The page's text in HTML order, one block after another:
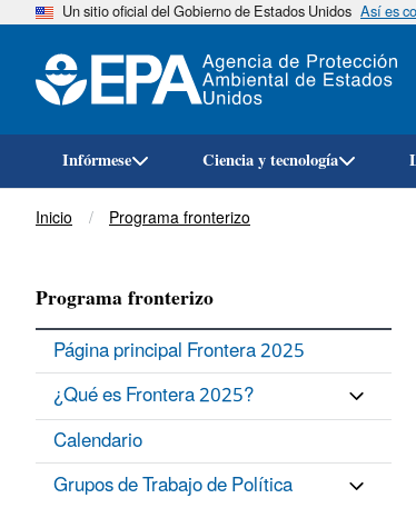
Un sitio oficial del Gobierno de Estados Unidos Así es
Infórmese Ciencia y tecnología
Breadcrumb
Inicio Programa fronterizo
Programa fronterizo
Página principal Frontera 2025
¿Qué es Frontera 2025?
Calendario
Grupos de Trabajo de Política